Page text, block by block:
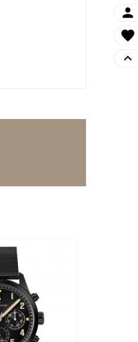


